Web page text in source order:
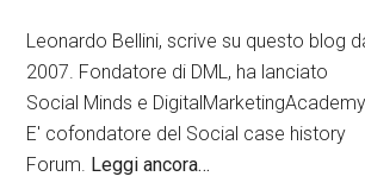
Leonardo Bellini, scrive su questo blog
2007. Fondatore di DML, ha lanciato
Social Minds e
E' cofondatore del Social case history
Forum. Leggi ancora…